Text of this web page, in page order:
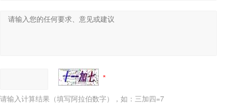
请输入计算结果（填写阿拉伯数字），如：三加四=7